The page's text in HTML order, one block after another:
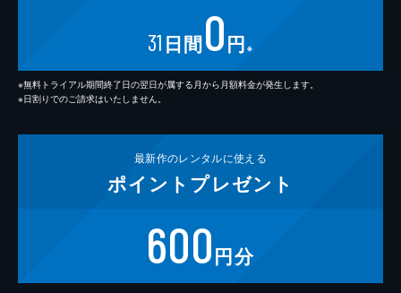
31 日間0円 ※
※無料トライアル期間終了日の翌日が属する月から月額料金が発生します。
※日割りでのご請求はいたしません。
最新作のレンタルに使える
ポイント プレゼント
600円分